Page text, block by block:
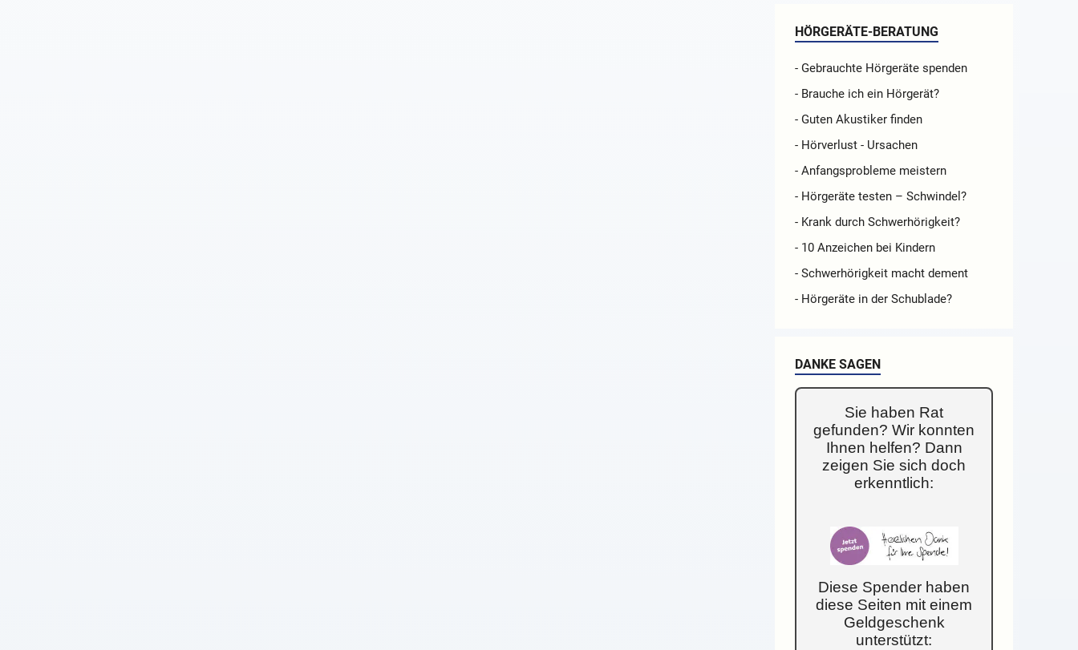
HÖRGERÄTE-BERATUNG
- Gebrauchte Hörgeräte spenden
- Brauche ich ein Hörgerät?
- Guten Akustiker finden
- Hörverlust - Ursachen
- Anfangsprobleme meistern
- Hörgeräte testen – Schwindel?
- Krank durch Schwerhörigkeit?
- 10 Anzeichen bei Kindern
- Schwerhörigkeit macht dement
- Hörgeräte in der Schublade?
DANKE SAGEN
Sie haben Rat
gefunden? Wir konnten
Ihnen helfen? Dann
zeigen Sie sich doch
erkenntlich:
Diese Spender haben
diese Seiten mit einem
Geldgeschenk
unterstützt: